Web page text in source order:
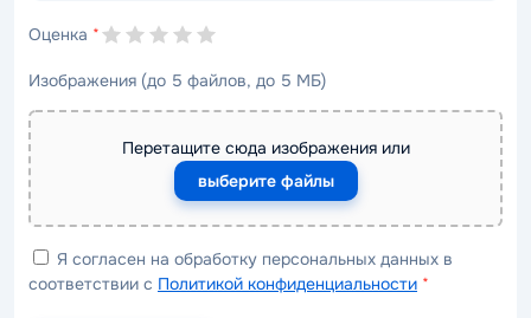
Оценка *
Изображения (до 5 файлов, до 5 МБ)
Перетащите сюда изображения или
выберите файлы
Я согласен на обработку персональных данных в
соответствии с Политикой конфиденциальности *